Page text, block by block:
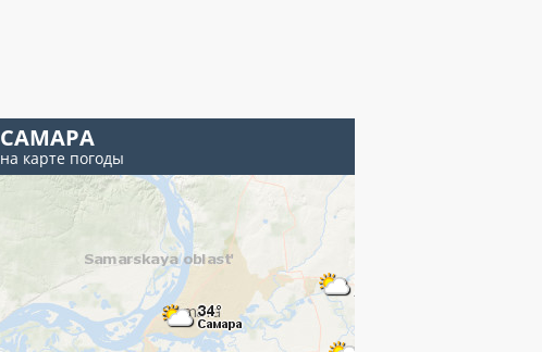
САМАРА
на карте погоды